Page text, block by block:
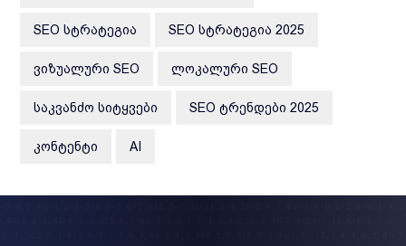
SEO ᲡᲢᲠᲐᲢᲔᲒᲘᲐ SEO ᲡᲢᲠᲐᲢᲔᲒᲘᲐ 2025
ᲕᲘᲖᲣᲐᲚᲣᲠᲘ SEO ᲚᲝᲙᲐᲚᲣᲠᲘ SEO
ᲡᲐᲙᲕᲐᲜᲫᲝ ᲡᲘᲢᲧᲕᲔᲑᲘ SEO ᲢᲠᲔᲜᲓᲔᲑᲘ 2025
ᲙᲝᲜᲢᲔᲜᲢᲘ AI